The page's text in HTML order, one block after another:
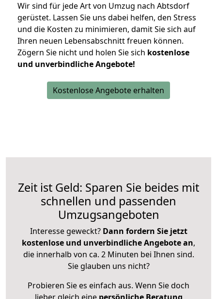
Wir sind für jede Art von Umzug nach Abtsdorf
gerüstet. Lassen Sie uns dabei helfen, den Stress
und die Kosten zu minimieren, damit Sie sich auf
Ihren neuen Lebensabschnitt freuen können.
Zögern Sie nicht und holen Sie sich kostenlose
und unverbindliche Angebote!
Kostenlose Angebote erhalten
Zeit ist Geld: Sparen Sie beides mit
schnellen und passenden
Umzugsangeboten
Interesse geweckt? Dann fordern Sie jetzt
kostenlose und unverbindliche Angebote an,
die innerhalb von ca. 2 Minuten bei Ihnen sind.
Sie glauben uns nicht?
Probieren Sie es einfach aus. Wenn Sie doch